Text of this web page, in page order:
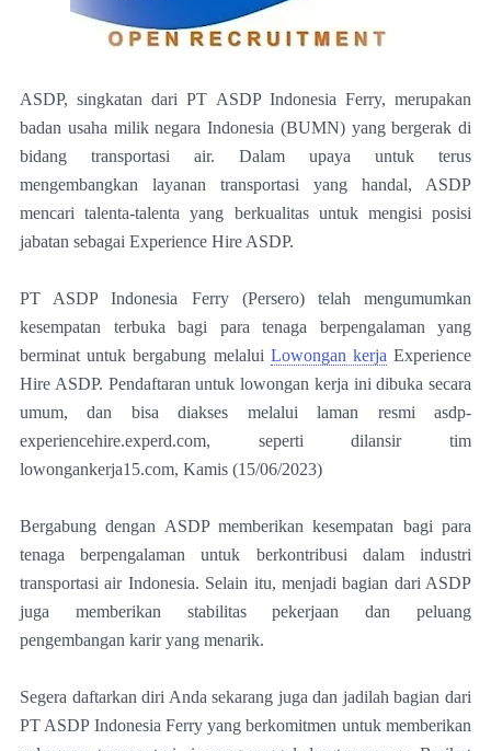
ASDP, singkatan dari PT ASDP Indonesia Ferry, merupakan
badan usaha milik negara Indonesia (BUMN) yang bergerak di
bidang transportasi air. Dalam upaya untuk terus
mengembangkan layanan transportasi yang handal, ASDP
mencari talenta-talenta yang berkualitas untuk mengisi posisi
jabatan sebagai Experience Hire ASDP.
PT ASDP Indonesia Ferry (Persero) telah mengumumkan
kesempatan terbuka bagi para tenaga berpengalaman yang
berminat untuk bergabung melalui Lowongan kerja Experience
Hire ASDP. Pendaftaran untuk lowongan kerja ini dibuka secara
umum, dan bisa diakses melalui laman resmi asdp-
experiencehire.experd.com, seperti dilansir tim
lowongankerja15.com, Kamis (15/06/2023)
Bergabung dengan ASDP memberikan kesempatan bagi para
tenaga berpengalaman untuk berkontribusi dalam industri
transportasi air Indonesia. Selain itu, menjadi bagian dari ASDP
juga memberikan stabilitas pekerjaan dan peluang
pengembangan karir yang menarik.
Segera daftarkan diri Anda sekarang juga dan jadilah bagian dari
PT ASDP Indonesia Ferry yang berkomitmen untuk memberikan